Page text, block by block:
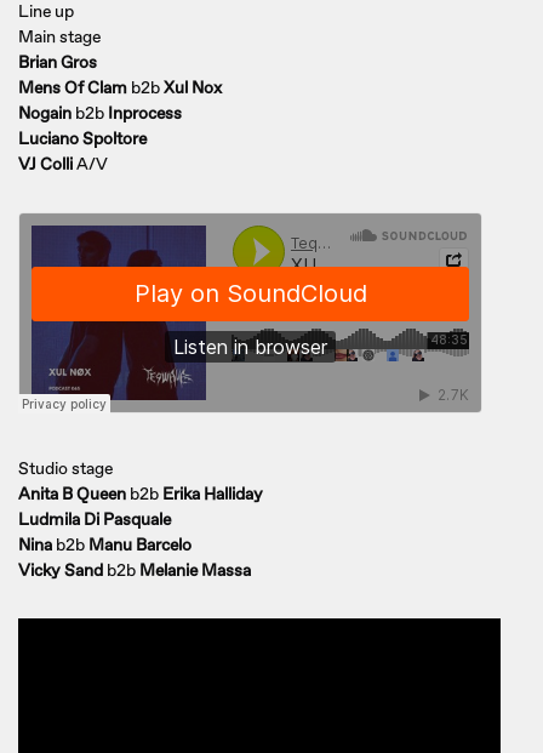
Line up
Main stage
Brian Gros
Mens Of Clam b2bXul Nox
Nogain b2b Inprocess
Luciano Spoltore
VJ ColliA/V
Studio stage
Anita B Queen b2b Erika Halliday
Ludmila Di Pasquale
Nina b2b Manu Barcelo
Vicky Sand b2b Melanie Massa